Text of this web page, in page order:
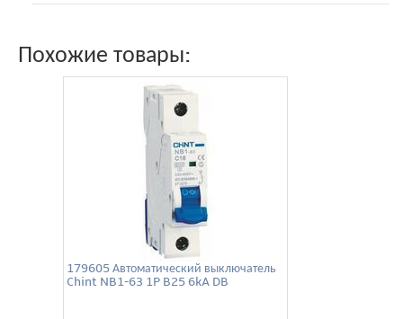
Похожие товары:
179605 Автоматический выключатель
Chint NB1-63 1P B25 6kA DB